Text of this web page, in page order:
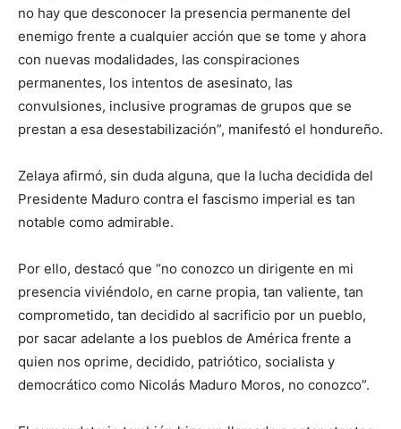
no hay que desconocer la presencia permanente del
enemigo frente a cualquier acción que se tome y ahora
con nuevas modalidades, las conspiraciones
permanentes, los intentos de asesinato, las
convulsiones, inclusive programas de grupos que se
prestan a esa desestabilización”, manifestó el hondureño.
Zelaya afirmó, sin duda alguna, que la lucha decidida del
Presidente Maduro contra el fascismo imperial es tan
notable como admirable.
Por ello, destacó que “no conozco un dirigente en mi
presencia viviéndolo, en carne propia, tan valiente, tan
comprometido, tan decidido al sacrificio por un pueblo,
por sacar adelante a los pueblos de América frente a
quien nos oprime, decidido, patriótico, socialista y
democrático como Nicolás Maduro Moros, no conozco”.